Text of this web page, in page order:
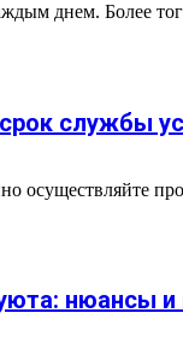
днем. Более
службы
нюансы